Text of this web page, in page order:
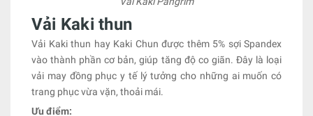
Vải Kaki thun
Vải Kaki thun hay Kaki Chun được thêm 5% sợi Spandex
vào thành phần cơ bản, giúp tăng độ co giãn. Đây là loại
vải may đồng phục y tế lý tưởng cho những ai muốn có
trang phục vừa vặn, thoải mái.
Ưu điểm: